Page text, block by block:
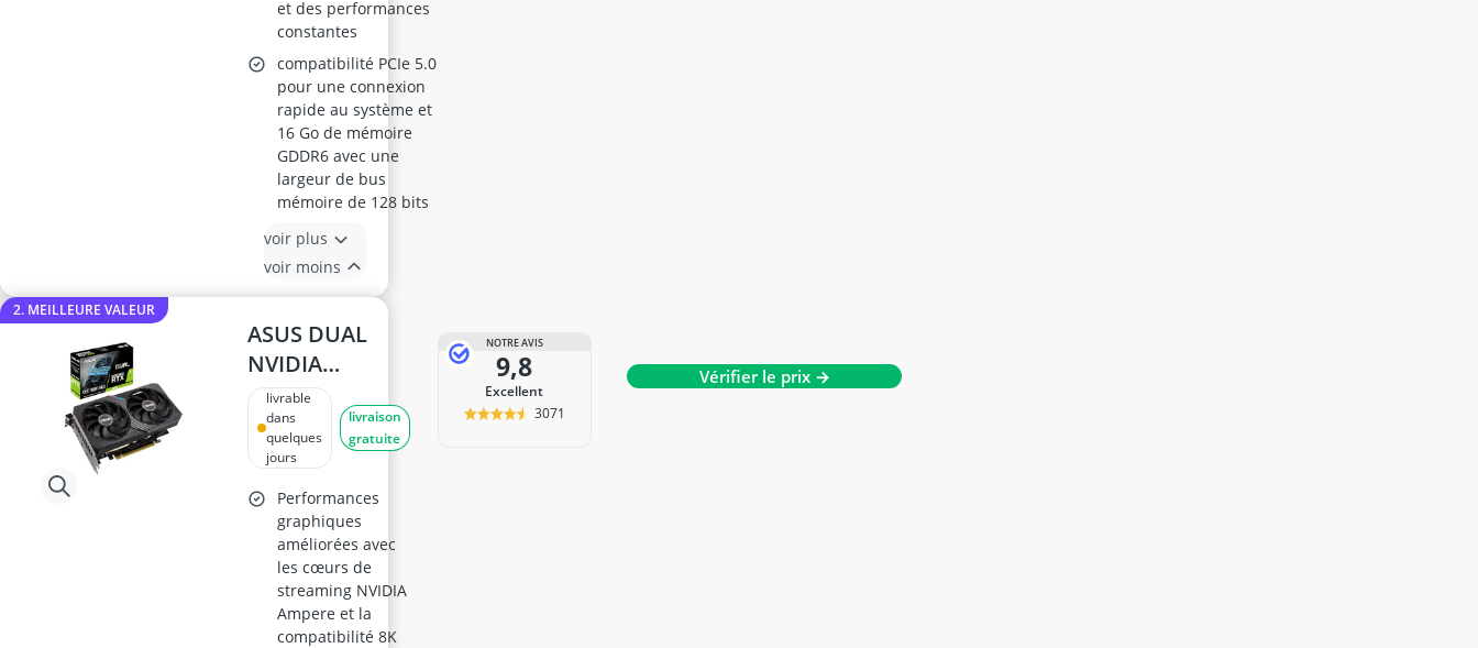
et des performances
constantes
compatibilité PCIe 5.0
pour une connexion
rapide au système et
16 Go de mémoire
GDDR6 avec une
largeur de bus
mémoire de 128 bits
voir plus
voir moins
2. MEILLEURE VALEUR
ASUS DUAL
NVIDIA
GeForce RTX
3060 V2 OC
12GB
livrable
dans
quelques
jours
livraison
gratuite
Performances
graphiques
améliorées avec
les cœurs de
streaming NVIDIA
Ampere et la
compatibilité 8K
NOTRE AVIS
9,8
Excellent
3071
Vérifier le prix →